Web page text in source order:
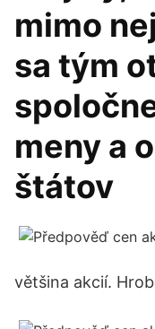
mimo
sa tým
meny a
štátov
většina akcií.